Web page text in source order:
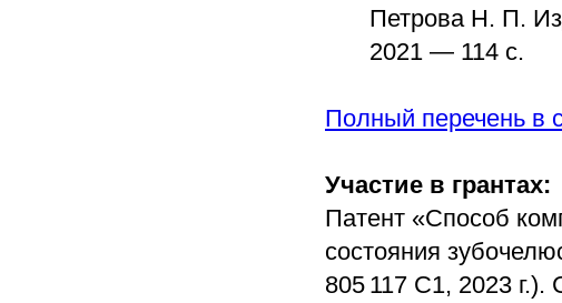
Петрова Н. П.
2021 — 114 с.
Полный перечень в
Участие в грантах:
Патент «Способ
состояния
805 117 C1, 2023